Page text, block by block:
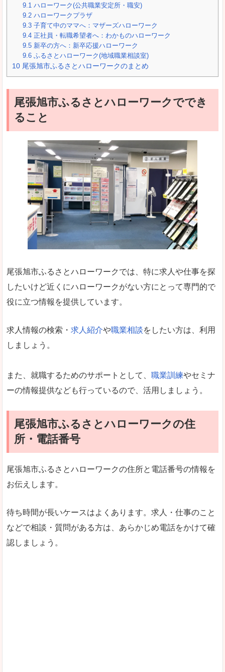
9.1 ハローワーク(公共職業安定所・職安)
9.2 ハローワークプラザ
9.3 子育て中のママへ：マザーズハローワーク
9.4 正社員・転職希望者へ：わかものハローワーク
9.5 新卒の方へ：新卒応援ハローワーク
9.6 ふるさとハローワーク(地域職業相談室)
10 尾張旭市ふるさとハローワークのまとめ
尾張旭市ふるさとハローワークででき
ること
尾張旭市ふるさとハローワークでは、特に求人や仕事を探
したいけど近くにハローワークがない方にとって専門的で
役に立つ情報を提供しています。
求人情報の検索・ 求人紹介や職業相談をしたい方は、利用
しましょう。
また、就職するためのサポートとして、 職業訓練やセミナ
ーの情報提供なども行っているので、活用しましょう。
尾張旭市ふるさとハローワークの住
所・電話番号
尾張旭市ふるさとハローワークの住所と電話番号の情報を
お伝えします。
待ち時間が長いケースはよくあります。求人・仕事のこと
などで相談・質問がある方は、あらかじめ電話をかけて確
認しましょう。